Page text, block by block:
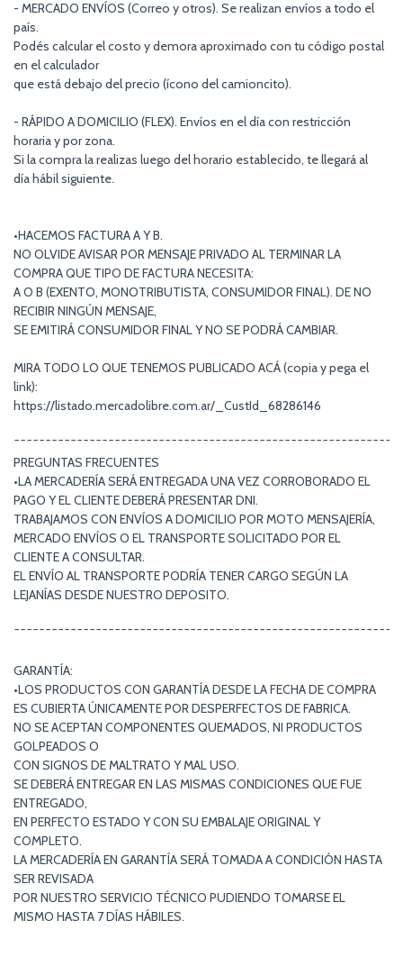
- MERCADO ENVÍOS (Correo y otros). Se realizan envíos a todo el
país.
Podés calcular el costo y demora aproximado con tu código postal
en el calculador
que está debajo del precio (ícono del camioncito).
- RÁPIDO A DOMICILIO (FLEX). Envíos en el día con restricción
horaria y por zona.
Si la compra la realizas luego del horario establecido, te llegará al
día hábil siguiente.
•HACEMOS FACTURA A Y B.
NO OLVIDE AVISAR POR MENSAJE PRIVADO AL TERMINAR LA
COMPRA QUE TIPO DE FACTURA NECESITA:
A O B (EXENTO, MONOTRIBUTISTA, CONSUMIDOR FINAL). DE NO
RECIBIR NINGÚN MENSAJE,
SE EMITIRÁ CONSUMIDOR FINAL Y NO SE PODRÁ CAMBIAR.
MIRA TODO LO QUE TENEMOS PUBLICADO ACÁ (copia y pega el
link):
https://listado.mercadolibre.com.ar/_CustId_68286146
PREGUNTAS FRECUENTES
•LA MERCADERÍA SERÁ ENTREGADA UNA VEZ CORROBORADO EL
PAGO Y EL CLIENTE DEBERÁ PRESENTAR DNI.
TRABAJAMOS CON ENVÍOS A DOMICILIO POR MOTO MENSAJERÍA,
MERCADO ENVÍOS O EL TRANSPORTE SOLICITADO POR EL
CLIENTE A CONSULTAR.
EL ENVÍO AL TRANSPORTE PODRÍA TENER CARGO SEGÚN LA
LEJANÍAS DESDE NUESTRO DEPOSITO.
GARANTÍA:
•LOS PRODUCTOS CON GARANTÍA DESDE LA FECHA DE COMPRA
ES CUBIERTA ÚNICAMENTE POR DESPERFECTOS DE FABRICA.
NO SE ACEPTAN COMPONENTES QUEMADOS, NI PRODUCTOS
GOLPEADOS O
CON SIGNOS DE MALTRATO Y MAL USO.
SE DEBERÁ ENTREGAR EN LAS MISMAS CONDICIONES QUE FUE
ENTREGADO,
EN PERFECTO ESTADO Y CON SU EMBALAJE ORIGINAL Y
COMPLETO.
LA MERCADERÍA EN GARANTÍA SERÁ TOMADA A CONDICIÓN HASTA
SER REVISADA
POR NUESTRO SERVICIO TÉCNICO PUDIENDO TOMARSE EL
MISMO HASTA 7 DÍAS HÁBILES.